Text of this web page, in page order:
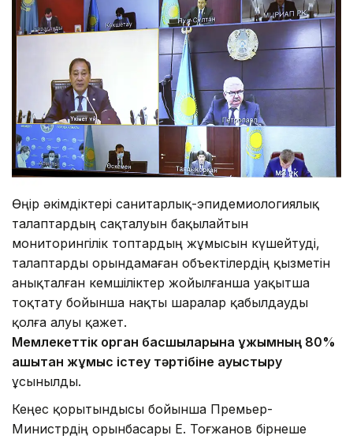
Өңір әкімдіктері санитарлық-эпидемиологиялық
талаптардың сақталуын бақылайтын
мониторингілік топтардың жұмысын күшейтуді,
талаптарды орындамаған объектілердің қызметін
анықталған кемшіліктер жойылғанша уақытша
тоқтату бойынша нақты шаралар қабылдауды
қолға алуы қажет.
Мемлекеттік орган басшыларына ұжымның 80%
қашықтан жұмыс істеу тәртібіне ауыстыру
ұсынылды.
Кеңес қорытындысы бойынша Премьер-
Министрдің орынбасары Е. Тоғжанов бірнеше